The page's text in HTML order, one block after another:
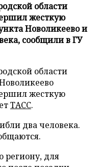
области
жесткую
Новоликеево и
сообщили в ГУ
области
жесткую
ТАСС.
два человека.
для